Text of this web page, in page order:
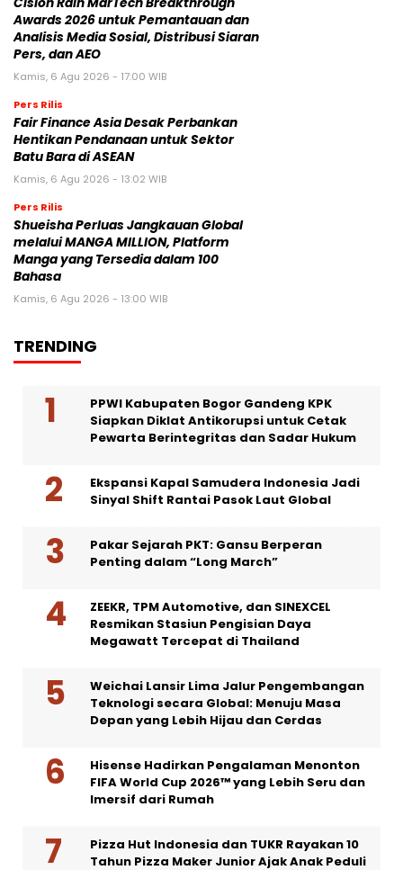
Awards 2026 untuk Pemantauan dan
Analisis Media Sosial, Distribusi Siaran
Pers, dan AEO
Kamis, 6 Agu 2026 - 17:00 WIB
Pers Rilis
Fair Finance Asia Desak Perbankan
Hentikan Pendanaan untuk Sektor
Batu Bara di ASEAN
Kamis, 6 Agu 2026 - 13:02 WIB
Pers Rilis
Shueisha Perluas Jangkauan Global
melalui MANGA MILLION, Platform
Manga yang Tersedia dalam 100
Bahasa
Kamis, 6 Agu 2026 - 13:00 WIB
TRENDING
PPWI Kabupaten Bogor Gandeng KPK
Siapkan Diklat Antikorupsi untuk Cetak
Pewarta Berintegritas dan Sadar Hukum
Ekspansi Kapal Samudera Indonesia Jadi
Sinyal Shift Rantai Pasok Laut Global
Pakar Sejarah PKT: Gansu Berperan
Penting dalam “Long March”
ZEEKR, TPM Automotive, dan SINEXCEL
Resmikan Stasiun Pengisian Daya
Megawatt Tercepat di Thailand
Weichai Lansir Lima Jalur Pengembangan
Teknologi secara Global: Menuju Masa
Depan yang Lebih Hijau dan Cerdas
Hisense Hadirkan Pengalaman Menonton
FIFA World Cup 2026™ yang Lebih Seru dan
Imersif dari Rumah
Pizza Hut Indonesia dan TUKR Rayakan 10
Tahun Pizza Maker Junior Ajak Anak Peduli